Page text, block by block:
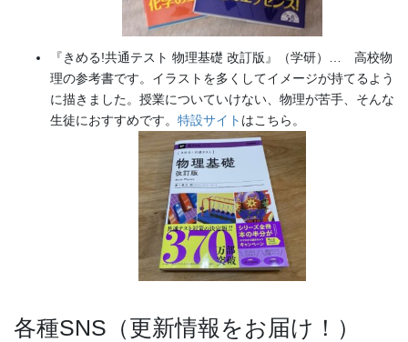
『きめる!共通テスト 物理基礎 改訂版』（学研）… 高校物
理の参考書です。イラストを多くしてイメージが持てるよう
に描きました。授業についていけない、物理が苦手、そんな
生徒におすすめです。 特設サイト はこちら。
各種SNS（更新情報をお届け！）